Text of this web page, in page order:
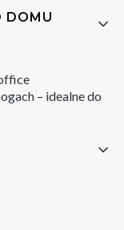
DOMU
– idealne do